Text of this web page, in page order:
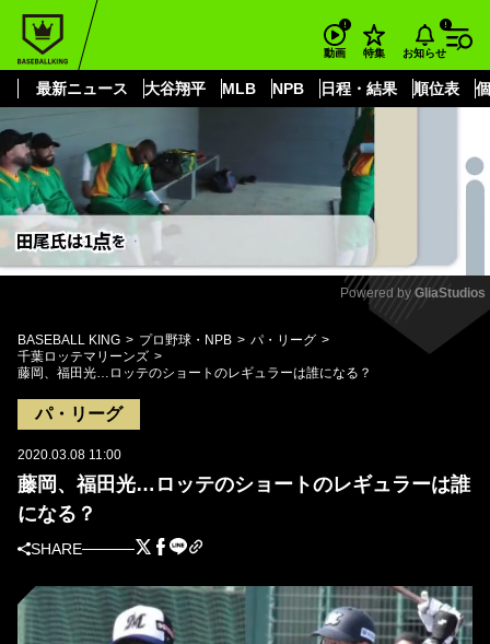
動画 特集 お知らせ
最新ニュース 大谷翔平 MLB NPB 日程・結果 順位表
もっと見る
Mute
Powered by GliaStudios
BASEBALL KING プロ野球・NPB
パ・リーグ
千葉ロッテマリーンズ
藤岡、福田光…ロッテのショートのレギュラーは誰になる？
パ・リーグ
2020.03.08 11:00
藤岡、福田光…ロッテのショートのレギュラーは誰
になる？
SHARE